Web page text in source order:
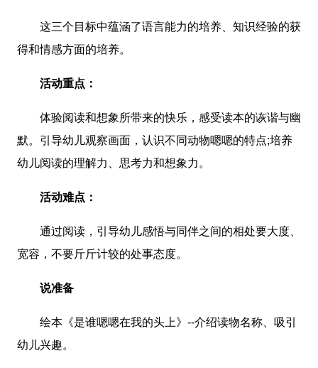
这三个目标中蕴涵了语言能力的培养、知识经验的获
得和情感方面的培养。
活动重点：
体验阅读和想象所带来的快乐，感受读本的诙谐与幽
默。引导幼儿观察画面，认识不同动物嗯嗯的特点;培养
幼儿阅读的理解力、思考力和想象力。
活动难点：
通过阅读，引导幼儿感悟与同伴之间的相处要大度、
宽容，不要斤斤计较的处事态度。
说准备
绘本《是谁嗯嗯在我的头上》--介绍读物名称、吸引
幼儿兴趣。